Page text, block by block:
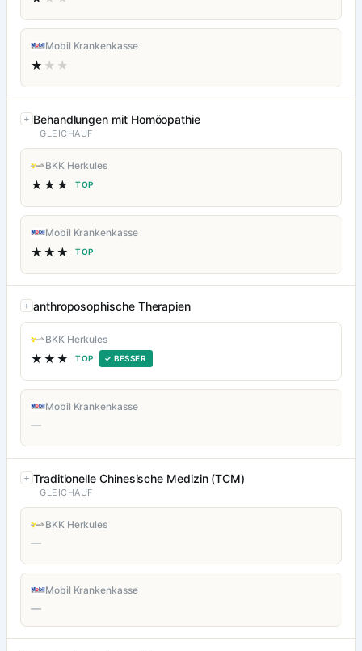
Mobil Krankenkasse
★ ★★
Behandlungen mit Homöopathie
GLEICHAUF
BKK Herkules
★★★ TOP
Mobil Krankenkasse
★★★ TOP
anthroposophische Therapien
BKK Herkules
★★★ TOP ✓ BESSER
Mobil Krankenkasse
—
Traditionelle Chinesische Medizin (TCM)
GLEICHAUF
BKK Herkules
—
Mobil Krankenkasse
—